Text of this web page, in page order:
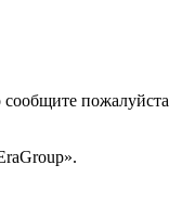
пожалуйста